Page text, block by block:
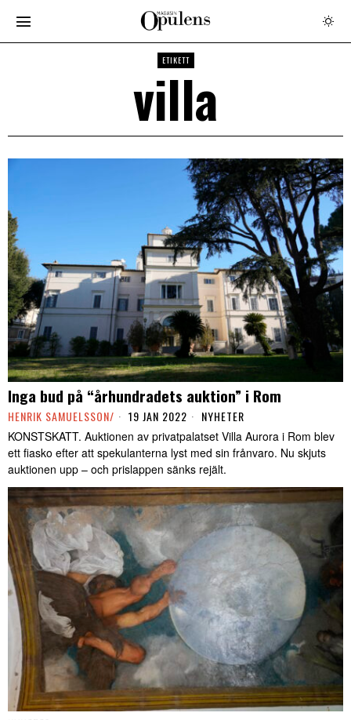
ETIKETT
villa
Inga bud på “århundradets auktion” i Rom
HENRIK SAMUELSSON/ 19 JAN 2022 NYHETER
KONSTSKATT. Auktionen av privatpalatset Villa Aurora i Rom blev
ett fiasko efter att spekulanterna lyst med sin frånvaro. Nu skjuts
auktionen upp – och prislappen sänks rejält.